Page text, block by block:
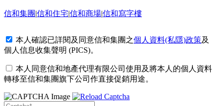
信和集團|信和住宅|信和商場|信和寫字樓
本人確認已詳閱及同意信和集團之個人資料(私隱)政策及
個人信息收集聲明 (PICS)。
本人同意信和地產代理有限公司使用及將本人的個人資料
轉移至信和集團旗下公司作直接促銷用途。